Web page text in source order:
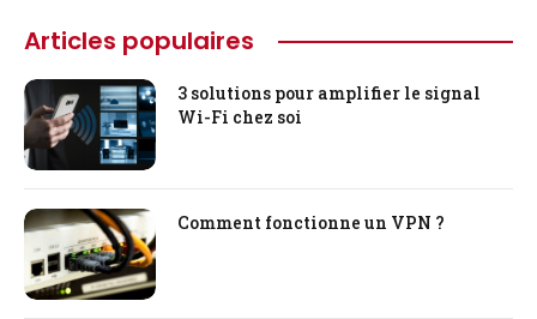
Articles populaires
3 solutions pour amplifier le signal
Wi-Fi chez soi
Comment fonctionne un VPN ?